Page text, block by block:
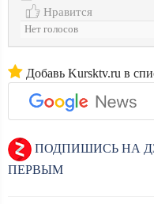
Нравится
Нет голосов
Добавь Kursktv.ru в
ПОДПИШИСЬ НА
ПЕРВЫМ